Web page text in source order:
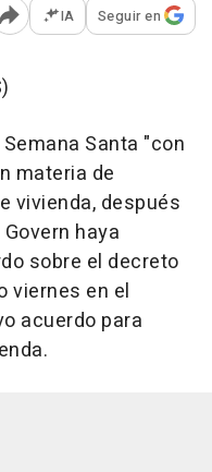
Abrir opciones para
IA Seguir en
Santa "con
materia de
vivienda, después
haya
sobre el decreto
viernes en el
acuerdo para